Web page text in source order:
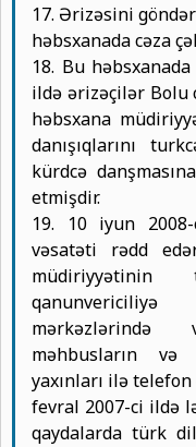
17. Ərizəsini
həbsxanada cəza
18. Bu
ildə ərizəçilər Bolu
həbsxana
danışıqlarını
kürdcə
etmişdir.
19. 10 iyun
vəsatəti rədd
məhbusların və
yaxınları ilə telefon
fevral 2007-ci ildə
qaydalarda türk